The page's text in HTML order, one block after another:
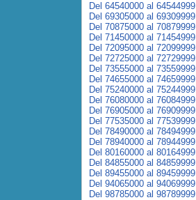
Del 64540000 al 64544999
Del 69305000 al 69309999
Del 70875000 al 70879999
Del 71450000 al 71454999
Del 72095000 al 72099999
Del 72725000 al 72729999
Del 73555000 al 73559999
Del 74655000 al 74659999
Del 75240000 al 75244999
Del 76080000 al 76084999
Del 76905000 al 76909999
Del 77535000 al 77539999
Del 78490000 al 78494999
Del 78940000 al 78944999
Del 80160000 al 80164999
Del 84855000 al 84859999
Del 89455000 al 89459999
Del 94065000 al 94069999
Del 98785000 al 98789999